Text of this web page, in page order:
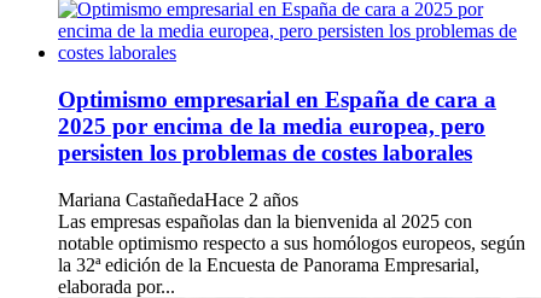
Optimismo empresarial en España de cara a
2025 por encima de la media europea, pero
persisten los problemas de costes laborales
Mariana CastañedaHace 2 años
Las empresas españolas dan la bienvenida al 2025 con
notable optimismo respecto a sus homólogos europeos, según
la 32ª edición de la Encuesta de Panorama Empresarial,
elaborada por...